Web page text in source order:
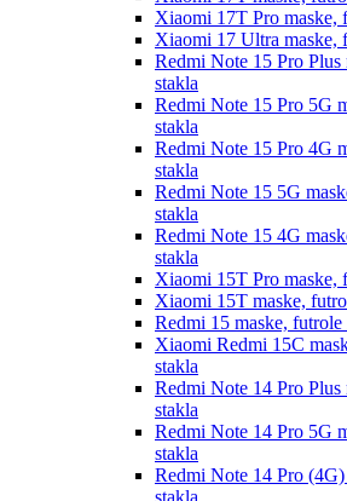
Xiaomi 17T Pro maske,
Xiaomi 17 Ultra maske,
Redmi Note 15 Pro Plus
stakla
Redmi Note 15 Pro 5G
stakla
Redmi Note 15 Pro 4G
stakla
Redmi Note 15 5G
stakla
Redmi Note 15 4G
stakla
Xiaomi 15T Pro maske,
Xiaomi 15T maske,
Redmi 15 maske, futrole
Xiaomi Redmi 15C
stakla
Redmi Note 14 Pro Plus
stakla
Redmi Note 14 Pro 5G
stakla
Redmi Note 14 Pro (4G)
stakla